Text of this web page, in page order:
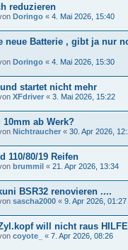
reduzieren
Doringo « 4. Mai 2026, 15:40
neue Batterie , gibt ja nur
Doringo « 4. Mai 2026, 15:30
startet nicht mehr
XFdriver « 3. Mai 2026, 15:22
ab Werk?
Nichtraucher « 30. Apr 2026,
110/80/19 Reifen
brummil « 21. Apr 2026, 13:34
BSR32 renovieren ....
sascha2000 « 9. Apr 2026, 01:27
will nicht raus HILFE
coyote_ « 7. Apr 2026, 08:26